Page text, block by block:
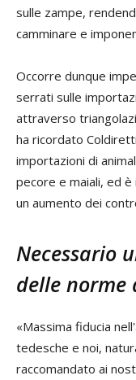
sulle zampe,
camminare e
Occorre dunque
serrati sulle
attraverso
ha ricordato
importazioni di
pecore e maiali, ed
un aumento dei
Necessario
delle norme
«Massima fiducia
tedesche e noi,
raccomandato ai